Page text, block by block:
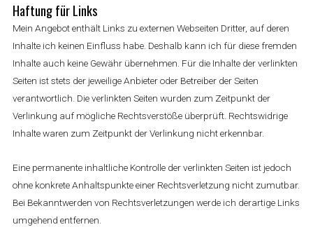
Haftung für Links
Mein Angebot enthält Links zu externen Webseiten Dritter, auf deren
Inhalte ich keinen Einfluss habe. Deshalb kann ich für diese fremden
Inhalte auch keine Gewähr übernehmen. Für die Inhalte der verlinkten
Seiten ist stets der jeweilige Anbieter oder Betreiber der Seiten
verantwortlich. Die verlinkten Seiten wurden zum Zeitpunkt der
Verlinkung auf mögliche Rechtsverstöße überprüft. Rechtswidrige
Inhalte waren zum Zeitpunkt der Verlinkung nicht erkennbar.
Eine permanente inhaltliche Kontrolle der verlinkten Seiten ist jedoch
ohne konkrete Anhaltspunkte einer Rechtsverletzung nicht zumutbar.
Bei Bekanntwerden von Rechtsverletzungen werde ich derartige Links
umgehend entfernen.